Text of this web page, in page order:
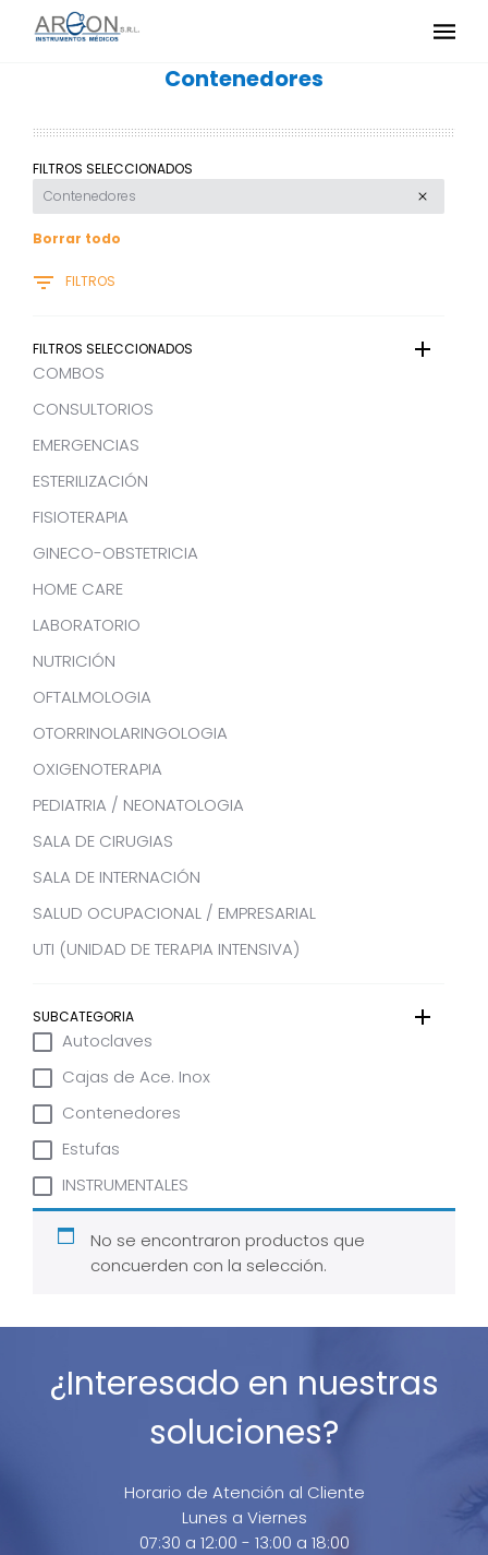
Contenedores
FILTROS SELECCIONADOS
Contenedores
Borrar todo
FILTROS
FILTROS SELECCIONADOS
COMBOS
CONSULTORIOS
EMERGENCIAS
ESTERILIZACIÓN
FISIOTERAPIA
GINECO-OBSTETRICIA
HOME CARE
LABORATORIO
NUTRICIÓN
OFTALMOLOGIA
OTORRINOLARINGOLOGIA
OXIGENOTERAPIA
PEDIATRIA / NEONATOLOGIA
SALA DE CIRUGIAS
SALA DE INTERNACIÓN
SALUD OCUPACIONAL / EMPRESARIAL
UTI (UNIDAD DE TERAPIA INTENSIVA)
SUBCATEGORIA
Autoclaves
Cajas de Ace. Inox
Contenedores
Estufas
INSTRUMENTALES
No se encontraron productos que
concuerden con la selección.
¿Interesado en nuestras
soluciones?
Horario de Atención al Cliente
Lunes a Viernes
07:30 a 12:00 - 13:00 a 18:00